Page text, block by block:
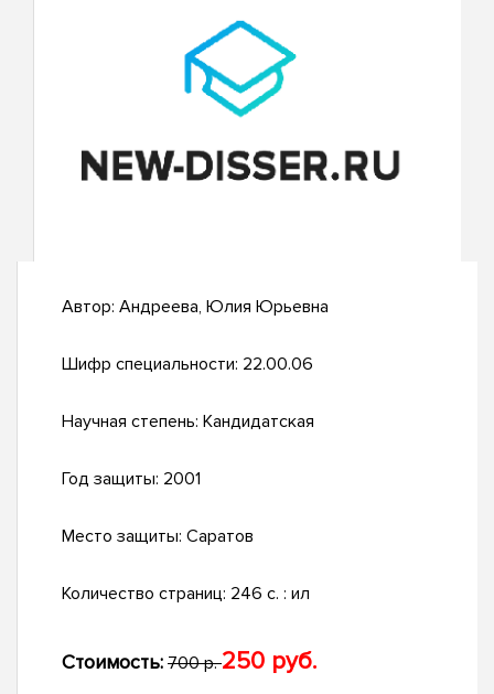
Автор: Андреева, Юлия Юрьевна
Шифр специальности: 22.00.06
Научная степень: Кандидатская
Год защиты: 2001
Место защиты: Саратов
Количество страниц: 246 с. : ил
Стоимость: 700 р.250 руб.